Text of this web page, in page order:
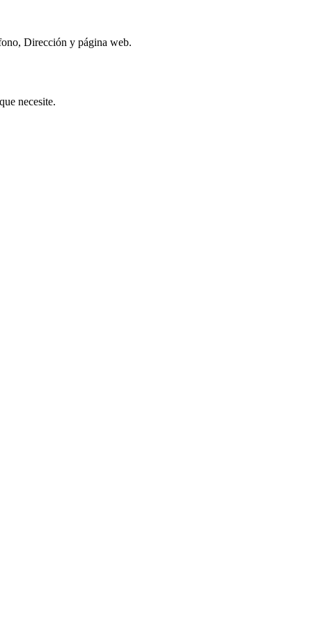
Dirección y página web.
necesite.